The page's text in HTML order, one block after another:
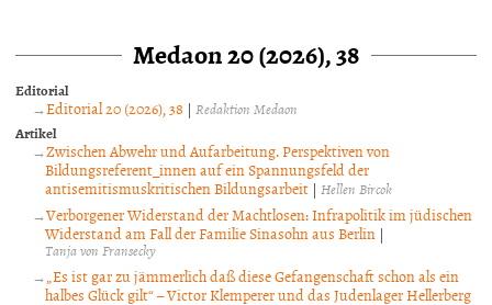
Medaon 20 (2026), 38
Editorial
Editorial 20 (2026), 38 |Redaktion Medaon
Artikel
Zwischen Abwehr und Aufarbeitung. Perspektiven von
Bildungsreferent_innen auf ein Spannungsfeld der
antisemitismuskritischen Bildungsarbeit | Hellen Bircok
Verborgener Widerstand der Machtlosen: Infrapolitik im jüdischen
Widerstand am Fall der Familie Sinasohn aus Berlin |
Tanja von Fransecky
„Es ist gar zu jämmerlich daß diese Gefangenschaft schon als ein
halbes Glück gilt“ – Victor Klemperer und das Judenlager Hellerberg